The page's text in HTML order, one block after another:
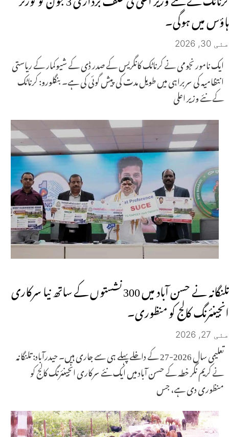
ہاؤس میں ہوگی۔
مئی 30, 2026
ایک نامور نجومی نے کرناٹک کانگریس کے صدر ڈی کے شیوکمار کے ریاستی
انتظامیہ کی سربراہی میں طویل مدت کی پیش گوئی کی ہے۔ بنگلورو: کرناٹک
کے نئے وزیر اعلی
تلنگانہ نے حسن آباد میں 300 نشستوں کے ساتھ نیا سرکاری
انجینئرنگ کالج کو منظوری۔
مئی 27, 2026
تعلیمی سال 2026-27 کے داخلے پہلے ہی سے جاری ہیں۔ حیدرآباد: تلنگانہ
نے کریم نگر خطہ کے حسن آباد میں ایک نئے سرکاری انجینئرنگ کالج کو
منظوری دی ہے، جس